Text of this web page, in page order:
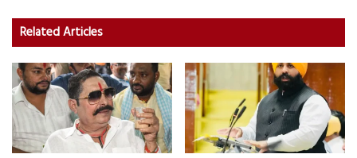
Related Articles